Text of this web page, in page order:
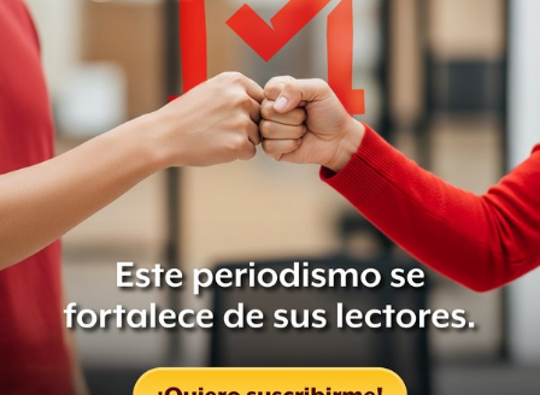
último, de eso soy responsable”, dijo.
“Yo soy neurocirujano (lo operó de un hematoma en la
cabeza el 3 de noviembre). Soy la persona que se ocupaba
de él. Estoy orgulloso de todo lo que hice. No tengo nada
que ocultar. Estoy a disposición de la justicia”, agregó.
Del consultorio de Luque “se procede al secuestro de
una historia clínica perteneciente a Diego Armando
Maradona, cinco computadores tipo notebook, tres
teléfonos celulares, documentaciones varias y un
recetario”, detalló un comunicado de la Fiscalía General
de San Isidro, al norte de Buenos Aires.